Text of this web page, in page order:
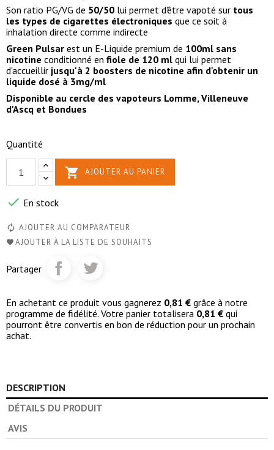
Son ratio PG/VG de 50/50 lui permet d'être vapoté sur tous
les types de cigarettes électroniques que ce soit à
inhalation directe comme indirecte
Green Pulsar est un E-Liquide premium de 100ml sans
nicotine conditionné en fiole de 120 ml qui lui permet
d'accueillir jusqu'à 2 boosters de nicotine afin d'obtenir un
liquide dosé à 3mg/ml
Disponible au cercle des vapoteurs Lomme, Villeneuve
d'Ascq et Bondues
Quantité
 AJOUTER AU PANIER
 En stock
AJOUTER AU COMPARATEUR
AJOUTER À LA LISTE DE SOUHAITS
Partager
En achetant ce produit vous gagnerez 0,81 € grâce à notre
programme de fidélité. Votre panier totalisera 0,81 € qui
pourront être convertis en bon de réduction pour un prochain
achat.
DESCRIPTION
DÉTAILS DU PRODUIT
AVIS